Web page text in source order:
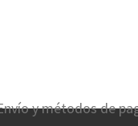
y métodos de